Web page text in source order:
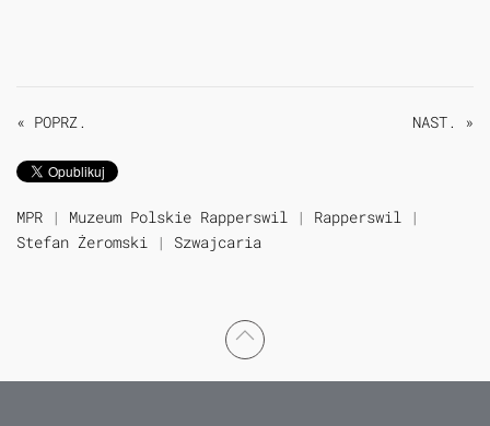
« POPRZ. NAST. »
MPR | Muzeum Polskie Rapperswil | Rapperswil
|
Stefan Żeromski
| Szwajcaria